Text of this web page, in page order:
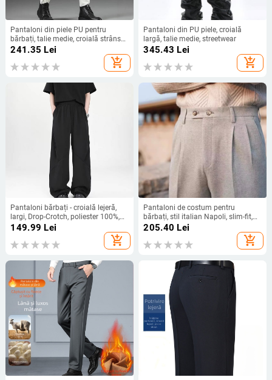
Pantaloni din piele PU pentru
bărbați, talie medie, croială strânsă,
stil coreean, pentru vară și dans
241.35 Lei
add_shopping_cart
Pantaloni din PU piele, croială
largă, talie medie, streetwear
345.43 Lei
add_shopping_cart
Pantaloni bărbați - croială lejeră,
largi, Drop-Crotch, poliester 100%,
primăvară și toamnă
149.99 Lei
add_shopping_cart
Pantaloni de costum pentru
bărbați, stil italian Napoli, slim-fit,
talie înaltă, croială dreaptă,
amestec poliester 96%, tratament
anti-încrețire
205.40 Lei
add_shopping_cart